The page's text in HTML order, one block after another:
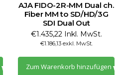
AJA FIDO-2R-MM Dual ch.
Fiber MM to SD/HD/3G
SDI Dual Out
€1.435,22 Inkl. MwSt.
€1.186,13 exkl. MwSt.
Zum Warenkorb hinzufügen